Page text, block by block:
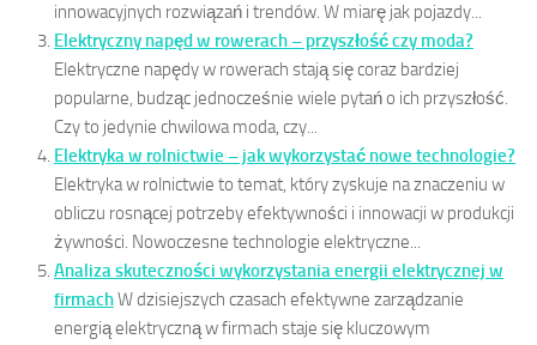
innowacyjnych rozwiązań i trendów. W miarę jak pojazdy...
Elektryczny napęd w rowerach – przyszłość czy moda?
Elektryczne napędy w rowerach stają się coraz bardziej
popularne, budząc jednocześnie wiele pytań o ich przyszłość.
Czy to jedynie chwilowa moda, czy...
Elektryka w rolnictwie – jak wykorzystać nowe technologie?
Elektryka w rolnictwie to temat, który zyskuje na znaczeniu w
obliczu rosnącej potrzeby efektywności i innowacji w produkcji
żywności. Nowoczesne technologie elektryczne...
Analiza skuteczności wykorzystania energii elektrycznej w
firmachW dzisiejszych czasach efektywne zarządzanie
energią elektryczną w firmach staje się kluczowym